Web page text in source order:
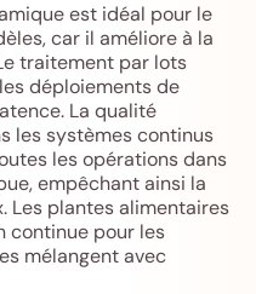
est idéal pour le
car il améliore à la
traitement par lots
déploiements de
La qualité
les systèmes continus
les opérations dans
empêchant ainsi la
Les plantes alimentaires
continue pour les
mélangent avec